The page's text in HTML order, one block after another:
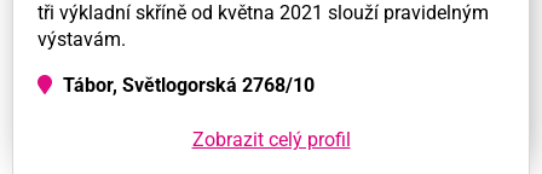
tři výkladní skříně od května 2021 slouží pravidelným
výstavám.
Tábor, Světlogorská 2768/10
Zobrazit celý profil